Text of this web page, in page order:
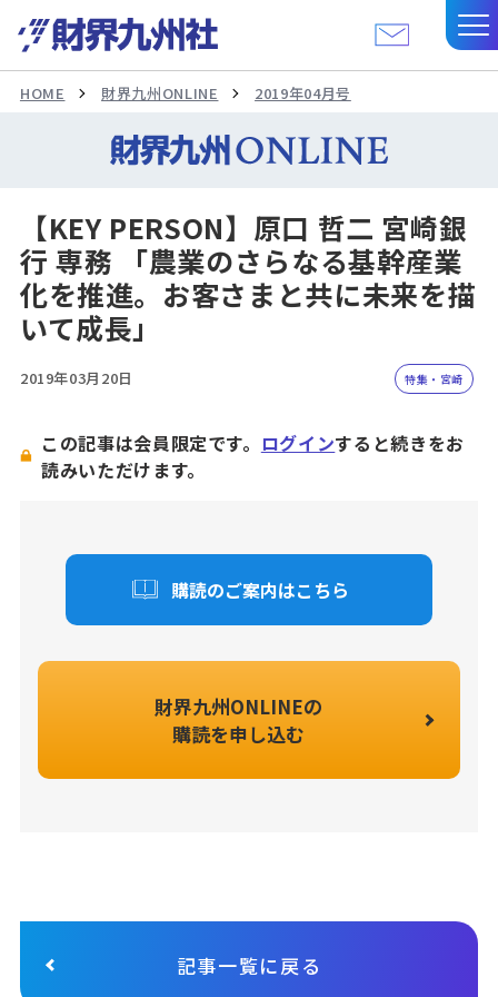
HOME 財界九州ONLINE 2019年04月号
【KEY PERSON】原口 哲二 宮崎銀
行 専務 「農業のさらなる基幹産業
化を推進。お客さまと共に未来を描
いて成長」
2019年03月20日 特集・宮崎
この記事は会員限定です。 ログインすると続きをお
読みいただけます。
購読のご案内はこちら
財界九州ONLINEの
購読を申し込む
記事一覧に戻る